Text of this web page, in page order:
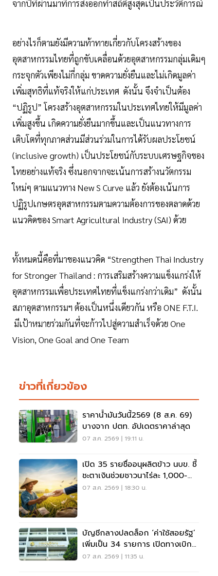
จากปีที่ผ่านมาที่การส่งออกทำสถิติสูงสุดเป็นประวัติการณ์
อย่างไรก็ตามยังมีความท้าทายเกี่ยวกับโครงสร้างของ
อุตสาหกรรมไทยที่ถูกขับเคลื่อนด้วยอุตสาหกรรมกลุ่มเดิมๆ
กระจุกตัวเพียงไม่กี่กลุ่ม ขาดความยั่งยืนและไม่เกิดมูลค่า
เพิ่มสุทธิที่แท้จริงให้แก่ประเทศ ดังนั้น จึงจำเป็นต้อง
“ปฏิรูป” โครงสร้างอุตสาหกรรมในประเทศไทยให้มีมูลค่า
เพิ่มสูงขึ้น เกิดความยั่งยืนมากขึ้นและเป็นแนวทางการ
เติบโตที่ทุกภาคส่วนมีส่วนร่วมในการได้รับผลประโยชน์
(inclusive growth) เป็นประโยชน์กับระบบเศรษฐกิจของ
ไทยอย่างแท้จริง ซึ่งนอกจากจะเน้นการสร้างนวัตกรรม
ใหม่ๆ ตามแนวทาง New S Curve แล้ว ยังต้องเน้นการ
ปฏิรูปเกษตรอุตสาหกรรมตามความต้องการของตลาดด้วย
แนวคิดของ Smart Agricultural Industry (SAI) ด้วย
ทั้งหมดนี้คือที่มาของแนวคิด “Strengthen Thai Industry
for Stronger Thailand : การเสริมสร้างความแข็งแกร่งให้
อุตสาหกรรมเพื่อประเทศไทยที่แข็งแกร่งกว่าเดิม” ดังนั้น
สภาอุตสาหกรรมฯ ต้องเป็นหนึ่งเดียวกัน หรือ ONE F.T.I.
มีเป้าหมายร่วมกันที่จะก้าวไปสู่ความสำเร็จด้วย One
Vision, One Goal and One Team
ข่าวที่เกี่ยวข้อง
ราคาน้ำมันวันนี้2569 (8 ส.ค. 69)
บางจาก ปตท. อัปเดตราคาล่าสุด
07 ส.ค. 2569 | 19:11 น.
เปิด 35 รายชื่ออนุผลิตข้าว นบข. ชี้
ชะตาเงินช่วยชาวนาไร่ละ 1,000-
2,000
07 ส.ค. 2569 | 18:30 น.
บัญชีกลางปลดล็อก ‘ค่าใช้สอยรัฐ‘
เพิ่มเป็น 34 รายการ เปิดทางเบิก
ค่าซอฟต์แวร์
07 ส.ค. 2569 | 11:35 น.